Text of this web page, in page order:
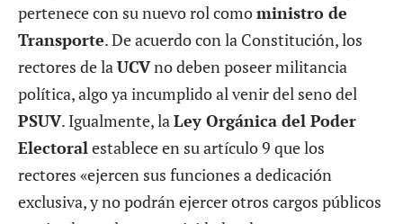
pertenece con su nuevo rol comoministro de
Transporte. De acuerdo con la Constitución, los
rectores de la UCVno deben poseer militancia
política, algo ya incumplido al venir del seno del
PSUV. Igualmente, la Ley Orgánica del Poder
Electoral establece en su artículo 9 que los
rectores «ejercen sus funciones a dedicación
exclusiva, y no podrán ejercer otros cargos públicos